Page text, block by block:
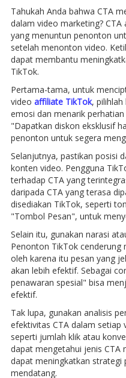
Tahukah Anda bahwa CTA
dalam video marketing?
yang menuntun penonton
setelah menonton video.
dapat membantu
TikTok.
Pertama-tama, untuk
video affiliate TikTok,
emosi dan menarik
"Dapatkan diskon eksklusif
penonton untuk segera
Selanjutnya, pastikan posisi
konten video. Pengguna
terhadap CTA yang
daripada CTA yang terasa
disediakan TikTok, seperti
"Tombol Pesan", untuk
Selain itu, gunakan narasi
Penonton TikTok cenderung
oleh karena itu pesan yang
akan lebih efektif. Sebagai
penawaran spesial" bisa
efektif.
Tak lupa, gunakan analisis
efektivitas CTA dalam setiap
seperti jumlah klik atau
dapat mengetahui jenis CTA
dapat meningkatkan strategi
mendatang.